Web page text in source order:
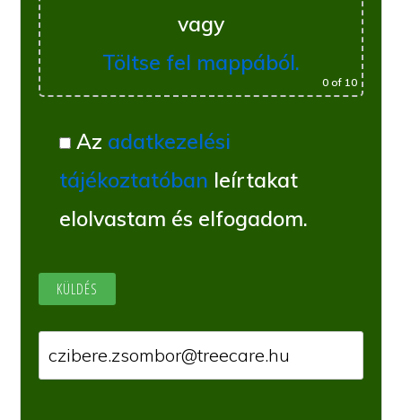
vagy
Töltse fel mappából.
0of 10
Az adatkezelési
tájékoztatóban leírtakat
elolvastam és elfogadom.